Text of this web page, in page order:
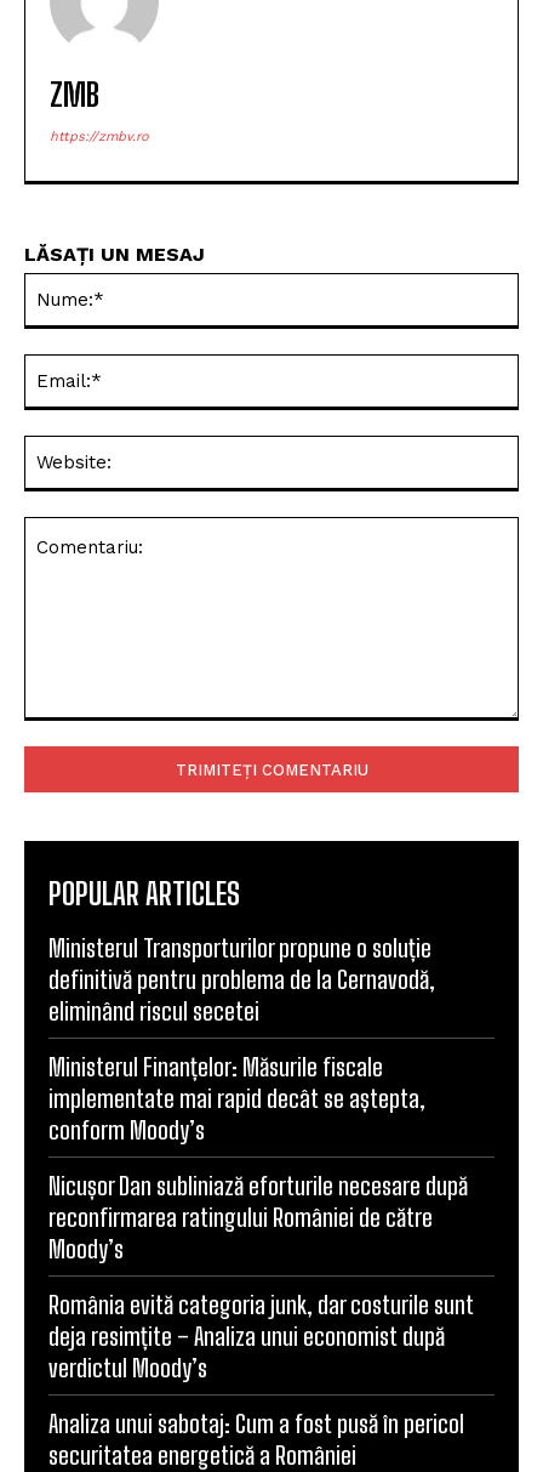
ZMB
https://zmbv.ro
LĂSAȚI UN MESAJ
POPULAR ARTICLES
Ministerul Transporturilor propune o soluție
definitivă pentru problema de la Cernavodă,
eliminând riscul secetei
Ministerul Finanțelor: Măsurile fiscale
implementate mai rapid decât se aștepta,
conform Moody’s
Nicușor Dan subliniază eforturile necesare după
reconfirmarea ratingului României de către
Moody’s
România evită categoria junk, dar costurile sunt
deja resimțite – Analiza unui economist după
verdictul Moody’s
Analiza unui sabotaj: Cum a fost pusă în pericol
securitatea energetică a României